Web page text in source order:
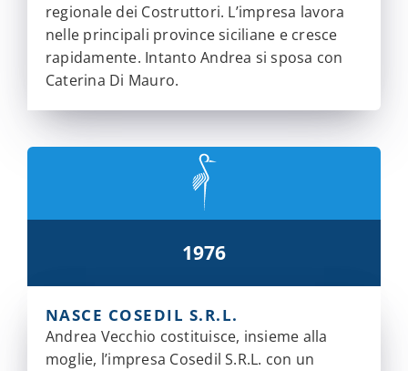
regionale dei Costruttori. L’impresa lavora
nelle principali province siciliane e cresce
rapidamente. Intanto Andrea si sposa con
Caterina Di Mauro.
1976
NASCE COSEDIL S.R.L.
Andrea Vecchio costituisce, insieme alla
moglie, l’impresa Cosedil S.R.L. con un